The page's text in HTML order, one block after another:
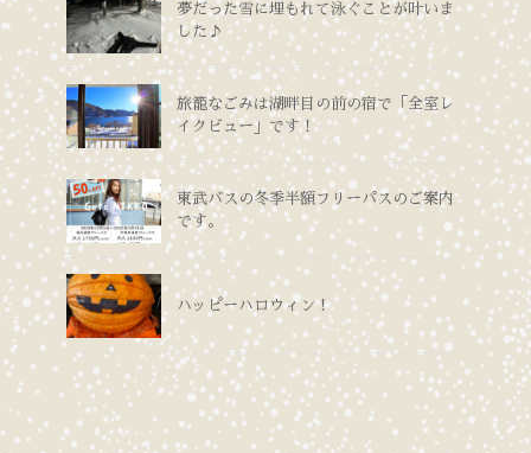
夢だった雪に埋もれて泳ぐことが叶いま
した♪
旅籠なごみは湖畔目の前の宿で「全室レ
イクビュー」です！
東武バスの冬季半額フリーパスのご案内
です。
ハッピーハロウィン！